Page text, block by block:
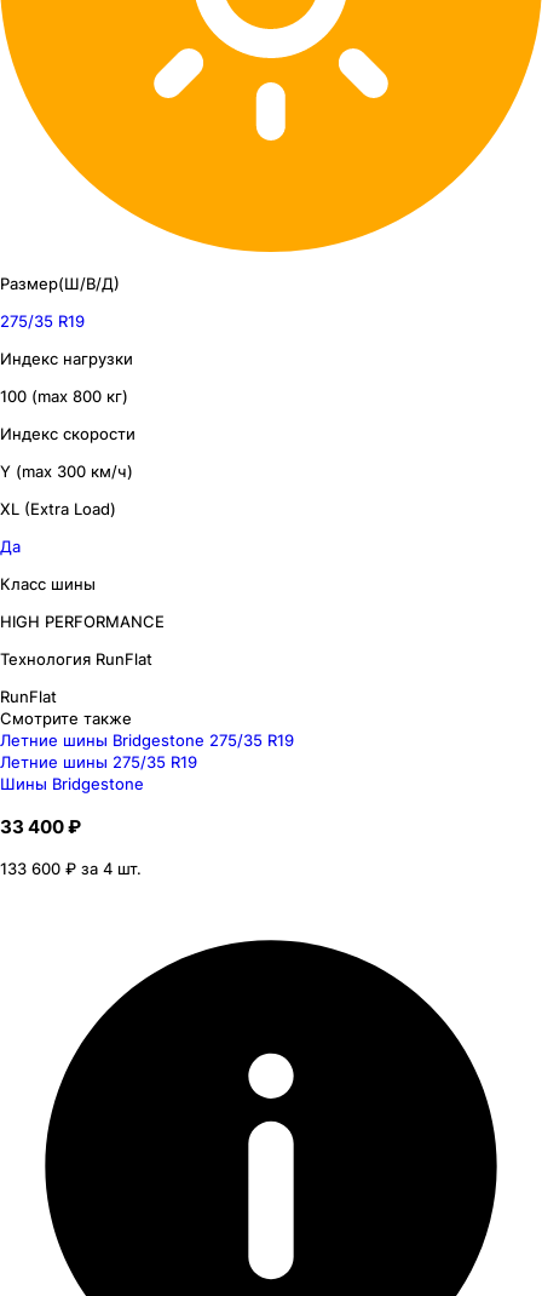
Размер(Ш/В/Д)
275/35 R19
Индекс нагрузки
100 (max 800 кг)
Индекс скорости
Y (max 300 км/ч)
XL (Extra Load)
Да
Класс шины
HIGH PERFORMANCE
Технология RunFlat
RunFlat
Смотрите также
Летние шины Bridgestone 275/35 R19
Летние шины 275/35 R19
Шины Bridgestone
33 400 ₽
133 600 ₽ за 4 шт.